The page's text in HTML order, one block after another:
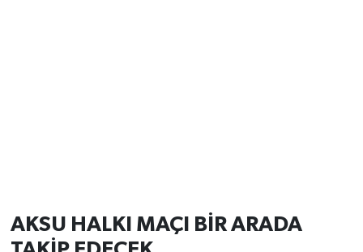
AKSU HALKI MAÇI BİR ARADA